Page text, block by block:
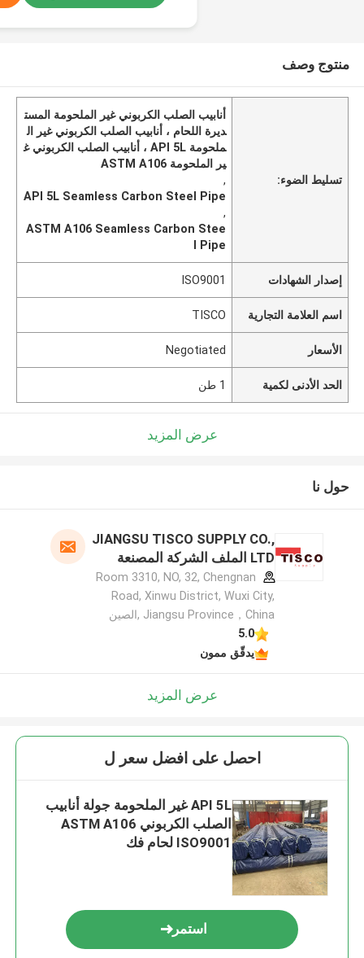
منتوج وصف
تسليط الضوء:
أنابيب الصلب الكربوني غير الملحومة المست
ديرة اللحام ، أنابيب الصلب الكربوني غير ال
ملحومة API 5L ، أنابيب الصلب الكربوني غ
ير الملحومة ASTM A106
,
API 5L Seamless Carbon Steel Pipe
,
ASTM A106 Seamless Carbon Stee
l Pipe
إصدار الشهادات ISO9001
اسم العلامة التجارية TISCO
الأسعار Negotiated
الحد الأدنى لكمية 1 طن
عرض المزيد
حول نا
JIANGSU TISCO SUPPLY CO.,
LTD الملف الشركة المصنعة
Room 3310, NO, 32, Chengnan
Road, Xinwu District, Wuxi City,
Jiangsu Province，China ,الصين
5.0
يدقّق ممون
عرض المزيد
احصل على افضل سعر ل
API 5L غير الملحومة جولة أنابيب
الصلب الكربوني ASTM A106
ISO9001 لحام فك
استمر